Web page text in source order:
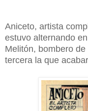
Aniceto, artista
estuvo alternando
Melitón, bombero
tercera la que